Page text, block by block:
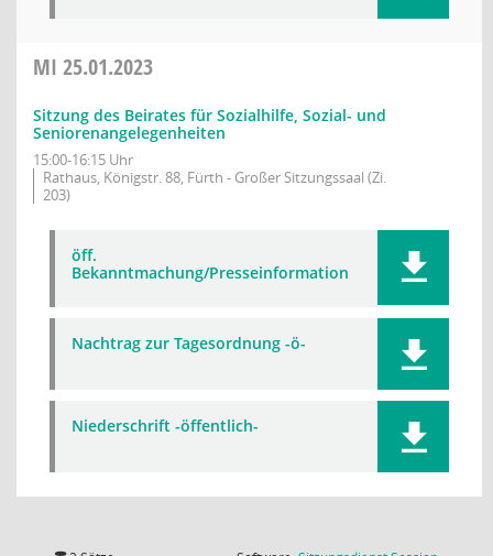
MI 25.01.2023
Sitzung des Beirates für Sozialhilfe, Sozial- und
Seniorenangelegenheiten
15:00-16:15 Uhr
Rathaus, Königstr. 88, Fürth - Großer Sitzungssaal (Zi.
203)
öff.
Bekanntmachung/Presseinformation
Nachtrag zur Tagesordnung -ö-
Niederschrift -öffentlich-